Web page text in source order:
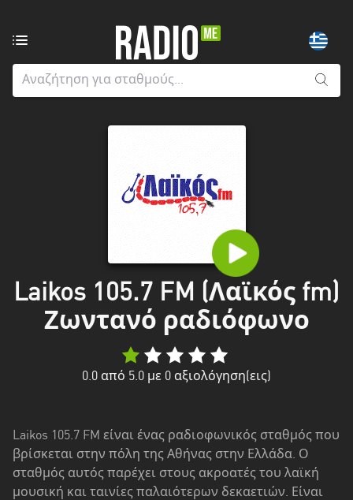
σταθμοί
από:
Θράκη
Αττική
Ήπειρος
Θεσσαλία
Laikos 105.7 FM (Λαϊκός fm)
Ζωντανό ραδιόφωνο
0.0 από 5.0 με 0 αξιολόγηση(εις)
Laikos 105.7 FM είναι ένας ραδιοφωνικός σταθμός που
βρίσκεται στην πόλη της Αθήνας στην Ελλάδα. Ο
σταθμός αυτός παρέχει στους ακροατές του λαϊκή
μουσική και ταινίες παλαιότερων δεκαετιών. Είναι